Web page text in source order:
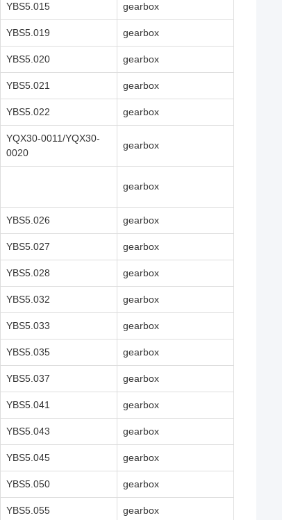
YBS5.015 gearbox
YBS5.019 gearbox
YBS5.020 gearbox
YBS5.021 gearbox
YBS5.022 gearbox
YQX30-0011/YQX30-
0020
gearbox
gearbox
YBS5.026 gearbox
YBS5.027 gearbox
YBS5.028 gearbox
YBS5.032 gearbox
YBS5.033 gearbox
YBS5.035 gearbox
YBS5.037 gearbox
YBS5.041 gearbox
YBS5.043 gearbox
YBS5.045 gearbox
YBS5.050 gearbox
YBS5.055 gearbox